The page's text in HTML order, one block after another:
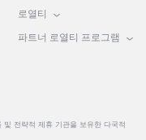
로열티
파트너 로열티 프로그램
전략적 제휴 기관을 보유한 다국적